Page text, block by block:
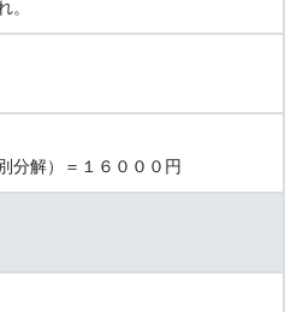
。
分解）＝１６０００円